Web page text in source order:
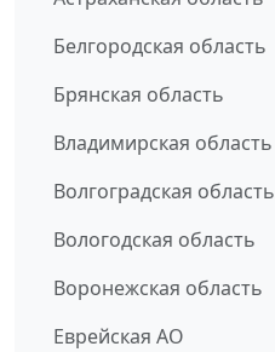
Белгородская область
Брянская область
Владимирская область
Волгоградская область
Вологодская область
Воронежская область
Еврейская АО